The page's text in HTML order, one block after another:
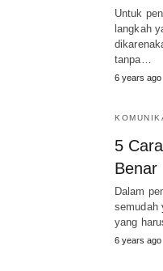
Untuk
langkah
tanpa…
6 years ago
5
Benar
Dalam
semudah
yang
6 years ago